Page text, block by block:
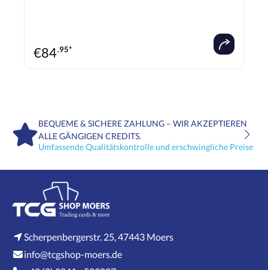
€84.95*
BEQUEME & SICHERE ZAHLUNG – WIR AKZEPTIEREN
ALLE GÄNGIGEN CREDITS.
Umfassende Qualitätskontrolle und erschwingliche Preise
Scherpenbergerstr. 25, 47443 Moers
info@tcgshop-moers.de